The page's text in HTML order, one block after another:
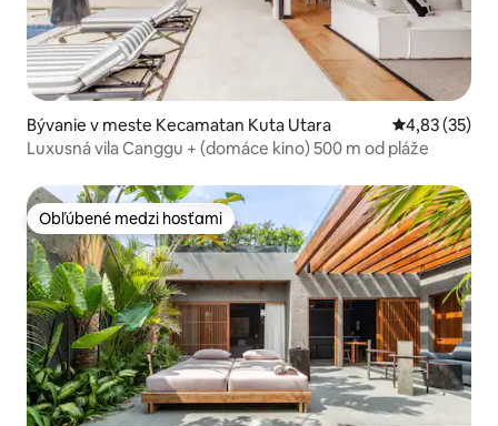
Bývanie v meste Kecamatan Kuta Utara Priemerné
4,83 (35)
Luxusná vila Canggu + (domáce kino) 500 m od pláže
Obľúbené medzi hosťami
Obľúbené medzi hosťami